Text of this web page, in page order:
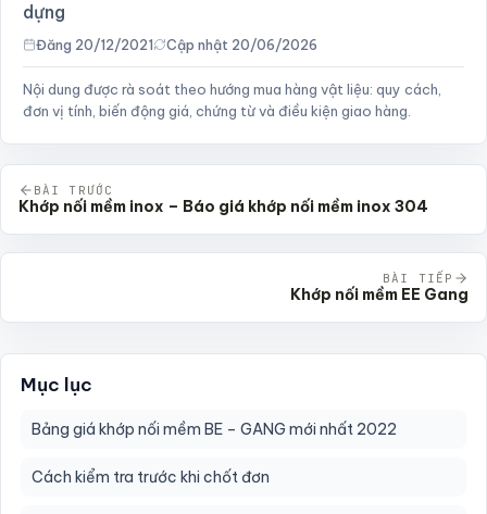
dựng
Đăng 20/12/2021 Cập nhật 20/06/2026
Nội dung được rà soát theo hướng mua hàng vật liệu: quy cách,
đơn vị tính, biến động giá, chứng từ và điều kiện giao hàng.
BÀI TRƯỚC
Khớp nối mềm inox – Báo giá khớp nối mềm inox 304
BÀI TIẾP
Khớp nối mềm EE Gang
Mục lục
Bảng giá khớp nối mềm BE – GANG mới nhất 2022
Cách kiểm tra trước khi chốt đơn